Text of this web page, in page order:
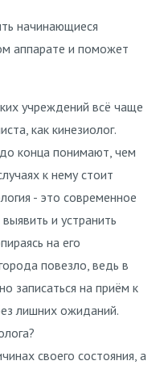
начинающиеся
аппарате и поможет
учреждений всё чаще
как кинезиолог.
конца понимают, чем
к нему стоит
- это современное
и устранить
на его
повезло, ведь в
записаться на приём к
лишних ожиданий.
своего состояния, а